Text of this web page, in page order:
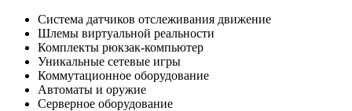
Система датчиков отслеживания движение
Шлемы виртуальной реальности
Комплекты рюкзак-компьютер
Уникальные сетевые игры
Коммутационное оборудование
Автоматы и оружие
Серверное оборудование